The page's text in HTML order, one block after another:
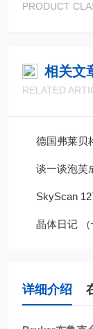
PRODUCT
相关文
RELATED
德国弗莱贝
谈一谈泡芙
SkyScan
晶体日记 （
详细介绍